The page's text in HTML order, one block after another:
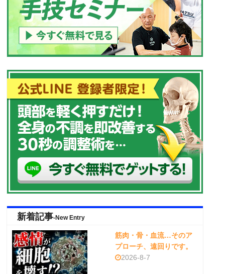
新着記事-New Entry
筋肉・骨・血流…そのア
プローチ、遠回りです。
2026-8-7